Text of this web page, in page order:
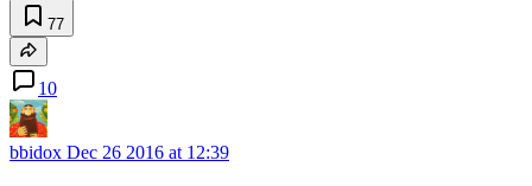
77
10
bbidox Dec 26 2016 at 12:39